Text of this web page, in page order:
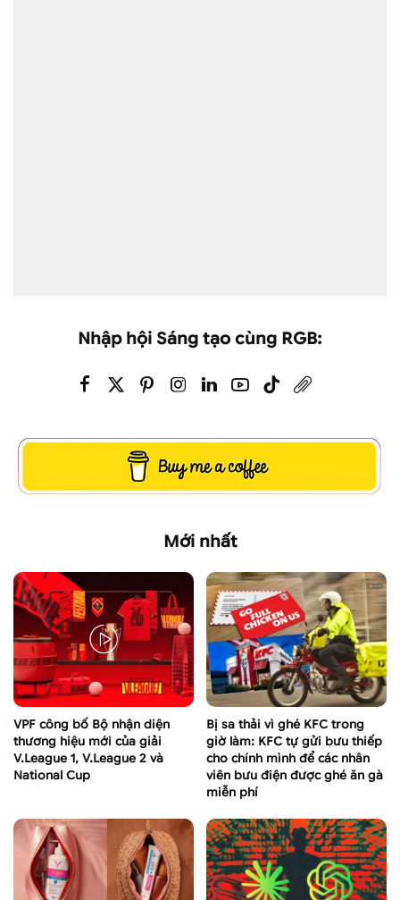
Nhập hội Sáng tạo cùng RGB:
Mới nhất
VPF công bố Bộ nhận diện
thương hiệu mới của giải
V.League 1, V.League 2 và
National Cup
Bị sa thải vì ghé KFC trong
giờ làm: KFC tự gửi bưu thiếp
cho chính mình để các nhân
viên bưu điện được ghé ăn gà
miễn phí